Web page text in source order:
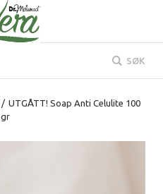
SØK
/ UTGÅTT! Soap Anti Celulite 100
gr